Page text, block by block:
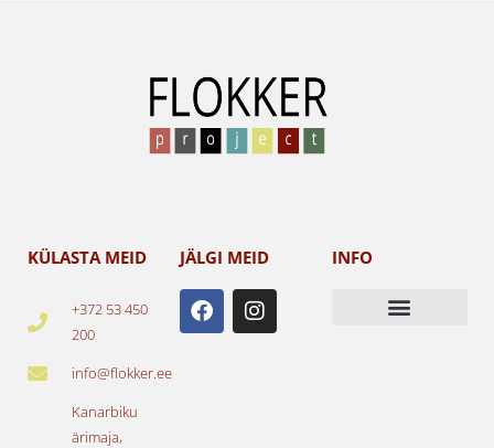
KÜLASTA MEID
+372 53 450
200
info@flokker.ee
Kanarbiku
ärimaja,
JÄLGI MEID
F
a
c
I
n
s
INFO